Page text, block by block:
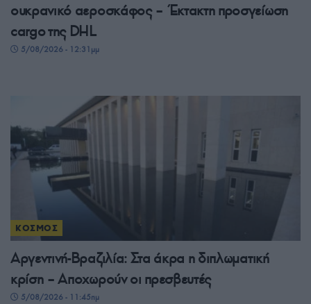
ουκρανικό αεροσκάφος – Έκτακτη προσγείωση
cargo της DHL
5/08/2026 - 12:31μμ
ΚΟΣΜΟΣ
Αργεντινή-Βραζιλία: Στα άκρα η διπλωματική
κρίση – Αποχωρούν οι πρεσβευτές
5/08/2026 - 11:45πμ